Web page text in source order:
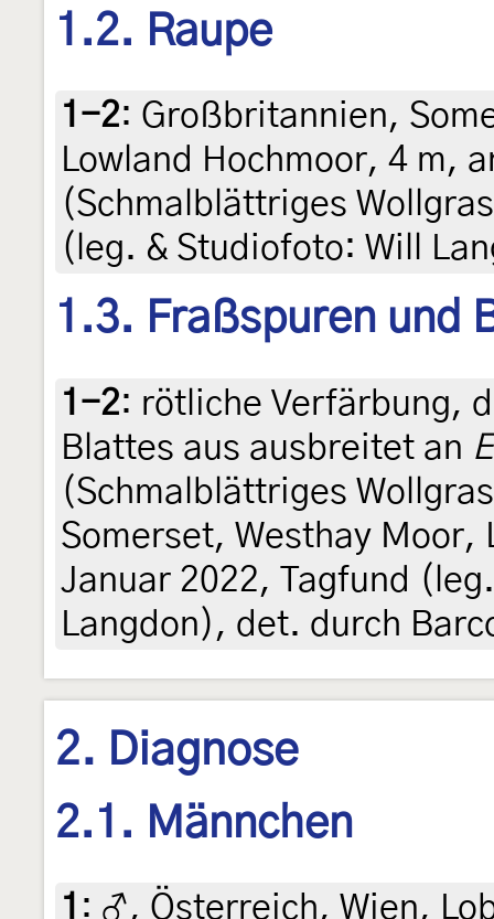
1.2. Raupe
1-2: Großbritannien,
Lowland Hochmoor, 4 m,
(Schmalblättriges
(leg. & Studiofoto: Will
1.3. Fraßspuren und
1-2: rötliche Verfärbung,
Blattes aus ausbreitet an
(Schmalblättriges
Somerset, Westhay Moor,
Januar 2022, Tagfund
Langdon), det. durch
2. Diagnose
2.1. Männchen
1 : ♂, Österreich, Wien,